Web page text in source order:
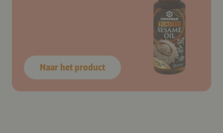
Naar het product